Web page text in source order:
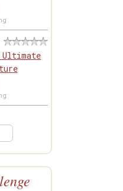
Ultimate